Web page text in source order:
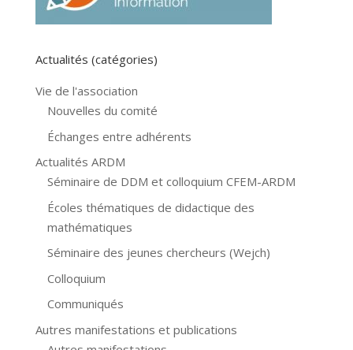
Actualités (catégories)
Vie de l'association
Nouvelles du comité
Échanges entre adhérents
Actualités ARDM
Séminaire de DDM et colloquium CFEM-ARDM
Écoles thématiques de didactique des
mathématiques
Séminaire des jeunes chercheurs (Wejch)
Colloquium
Communiqués
Autres manifestations et publications